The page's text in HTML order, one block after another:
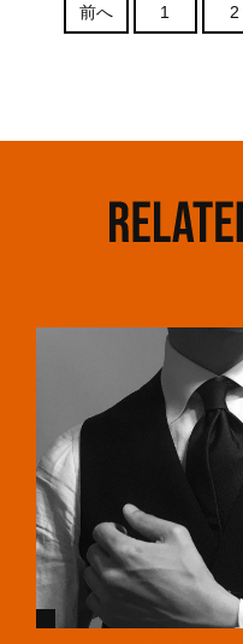
前へ 1 2